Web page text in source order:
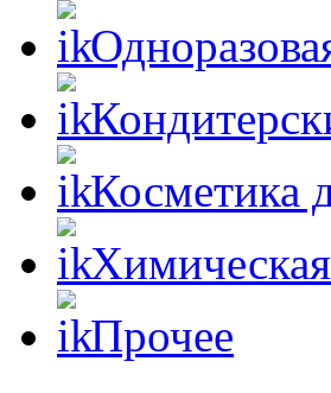
Косметика
Прочее